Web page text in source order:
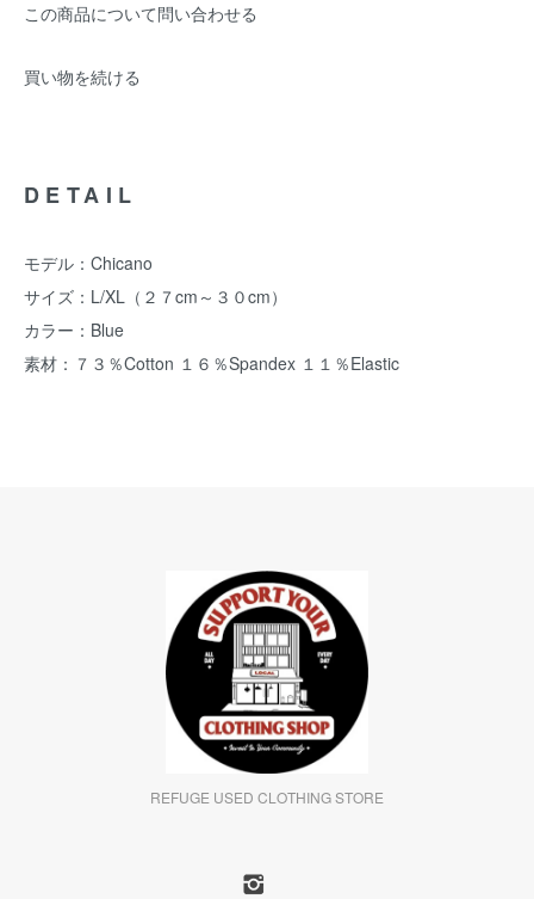
この商品について問い合わせる
買い物を続ける
DETAIL
モデル：Chicano
サイズ：L/XL（２７cm～３０cm）
カラー：Blue
素材：７３％Cotton １６％Spandex １１％Elastic
REFUGE USED CLOTHING STORE